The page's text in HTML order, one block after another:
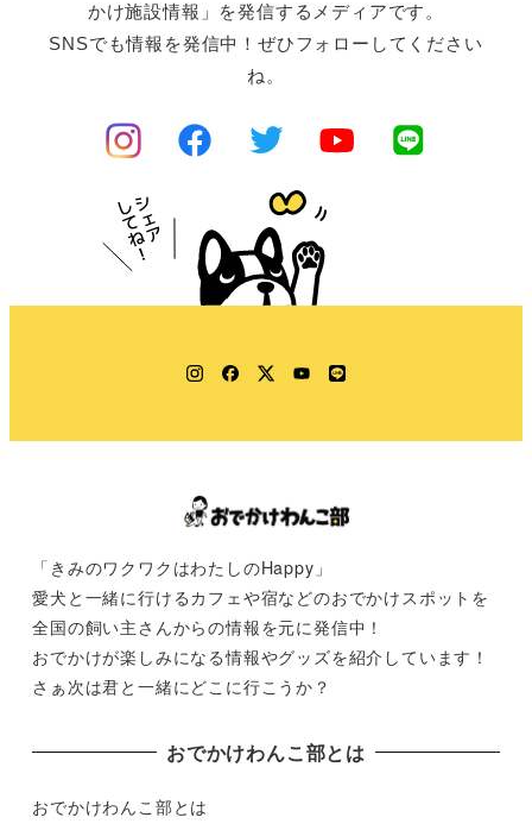
かけ施設情報」を発信するメディアです。
SNSでも情報を発信中！ぜひフォローしてください
ね。
Instagram
Facebook
TwitterYouTube
LINE
「きみのワクワクはわたしのHappy」
愛犬と一緒に行けるカフェや宿などのおでかけスポットを
全国の飼い主さんからの情報を元に発信中！
おでかけが楽しみになる情報やグッズを紹介しています！
さぁ次は君と一緒にどこに行こうか？
おでかけわんこ部とは
おでかけわんこ部とは